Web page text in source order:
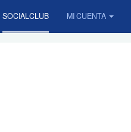
SOCIALCLUB MI CUENTA